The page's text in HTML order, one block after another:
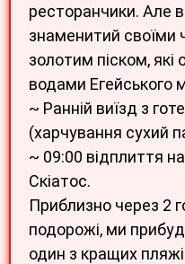
ресторанчики. Але
знаменитий
золотим піском,
водами Егейського
~ Ранній виїзд з
(харчування сухий
~ 09:00 відплиття
Скіатос.
Приблизно через 2
подорожі, ми
один з кращих